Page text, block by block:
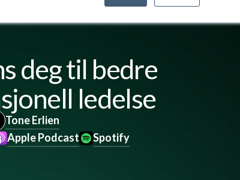
deg til bedre
ledelse
Tone Erlien
Apple Podcast Spotify